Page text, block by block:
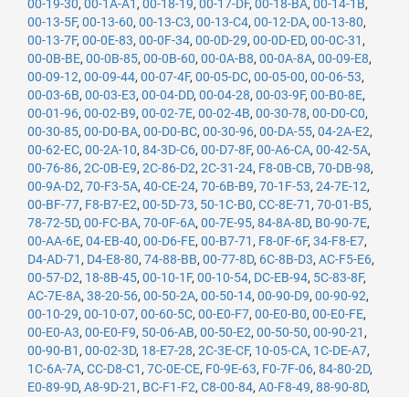
00-19-30, 00-1A-A1 , 00-18-19, 00-17-DF, 00-18-BA, 00-14-1B,
00-13-5F, 00-13-60, 00-13-C3, 00-13-C4, 00-12-DA, 00-13-80,
00-13-7F, 00-0E-83, 00-0F-34, 00-0D-29, 00-0D-ED, 00-0C-31 ,
00-0B-BE, 00-0B-85, 00-0B-60, 00-0A-B8, 00-0A-8A, 00-09-E8,
00-09-12, 00-09-44, 00-07-4F, 00-05-DC, 00-05-00, 00-06-53,
00-03-6B, 00-03-E3, 00-04-DD, 00-04-28, 00-03-9F, 00-B0-8E,
00-01-96, 00-02-B9, 00-02-7E, 00-02-4B, 00-30-78, 00-D0-C0,
00-30-85, 00-D0-BA, 00-D0-BC, 00-30-96, 00-DA-55, 04-2A-E2,
00-62-EC, 00-2A-10, 84-3D-C6, 00-D7-8F, 00-A6-CA, 00-42-5A,
00-76-86, 2C-0B-E9, 2C-86-D2, 2C-31-24, F8-0B-CB, 70-DB-98,
00-9A-D2, 70-F3-5A, 40-CE-24, 70-6B-B9, 70-1F-53, 24-7E-12,
00-BF-77, F8-B7-E2, 00-5D-73, 50-1C-B0, CC-8E-71 , 70-01-B5,
78-72-5D, 00-FC-BA, 70-0F-6A, 00-7E-95, 84-8A-8D, B0-90-7E,
00-AA-6E, 04-EB-40, 00-D6-FE, 00-B7-71 , F8-0F-6F, 34-F8-E7,
D4-AD-71 , D4-E8-80, 74-88-BB, 00-77-8D, 6C-8B-D3, AC-F5-E6,
00-57-D2, 18-8B-45, 00-10-1F, 00-10-54, DC-EB-94, 5C-83-8F,
AC-7E-8A, 38-20-56, 00-50-2A, 00-50-14, 00-90-D9, 00-90-92,
00-10-29, 00-10-07, 00-60-5C, 00-E0-F7, 00-E0-B0, 00-E0-FE,
00-E0-A3, 00-E0-F9, 50-06-AB, 00-50-E2, 00-50-50, 00-90-21 ,
00-90-B1 , 00-02-3D, 18-E7-28, 2C-3E-CF, 10-05-CA, 1C-DE-A7,
1C-6A-7A, CC-D8-C1 , 7C-0E-CE, F0-9E-63, F0-7F-06, 84-80-2D,
E0-89-9D, A8-9D-21 , BC-F1-F2, C8-00-84, A0-F8-49, 88-90-8D,